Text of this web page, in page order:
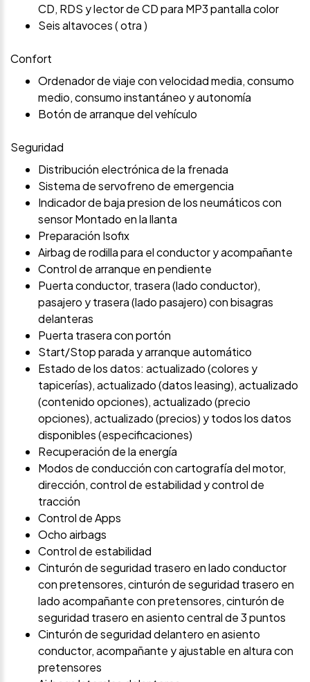
CD, RDS y lector de CD para MP3 pantalla color
Seis altavoces ( otra )
Confort
Ordenador de viaje con velocidad media, consumo
medio, consumo instantáneo y autonomía
Botón de arranque del vehículo
Seguridad
Distribución electrónica de la frenada
Sistema de servofreno de emergencia
Indicador de baja presion de los neumáticos con
sensor Montado en la llanta
Preparación Isofix
Airbag de rodilla para el conductor y acompañante
Control de arranque en pendiente
Puerta conductor, trasera (lado conductor),
pasajero y trasera (lado pasajero) con bisagras
delanteras
Puerta trasera con portón
Start/Stop parada y arranque automático
Estado de los datos: actualizado (colores y
tapicerías), actualizado (datos leasing), actualizado
(contenido opciones), actualizado (precio
opciones), actualizado (precios) y todos los datos
disponibles (especificaciones)
Recuperación de la energía
Modos de conducción con cartografía del motor,
dirección, control de estabilidad y control de
tracción
Control de Apps
Ocho airbags
Control de estabilidad
Cinturón de seguridad trasero en lado conductor
con pretensores, cinturón de seguridad trasero en
lado acompañante con pretensores, cinturón de
seguridad trasero en asiento central de 3 puntos
Cinturón de seguridad delantero en asiento
conductor, acompañante y ajustable en altura con
pretensores